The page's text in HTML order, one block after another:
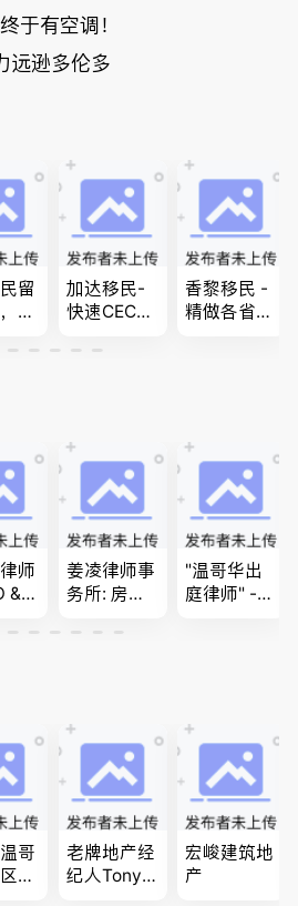
于有空调！
远逊多伦多
留
精
签证
克
加达移民-
快速CEC&P
作机会 移
商业移民，
名校申请
香黎移民 -
精做各省省
问题
师
& C
离
姜凌律师事
务所: 房产
件。婚姻
"温哥华出
庭律师" -
纠纷，审判
哥
的
老牌地产经
纪人Tony L
宏峻建筑地
产